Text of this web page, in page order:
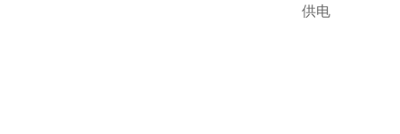
供电